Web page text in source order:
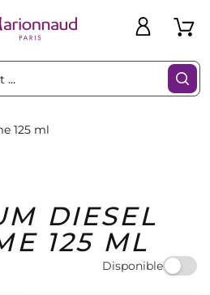
Marques Idées
Cadeaux
Bons
Plans
125 ml
DIESEL
125 ML
Disponible
Filtres